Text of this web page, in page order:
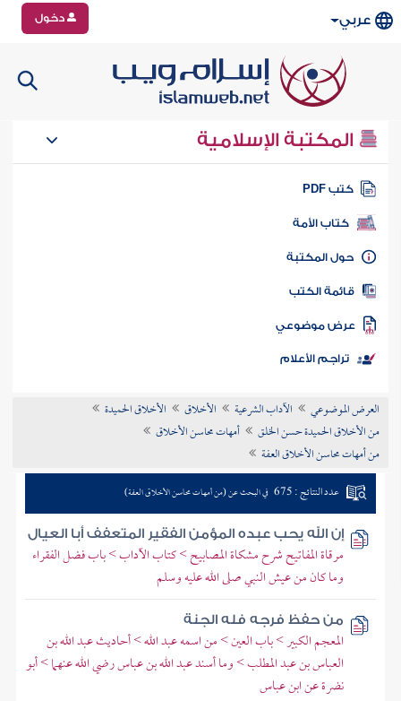
عربي دخول
المكتبة الإسلامية
كتب PDF
كتاب الأمة
المكتبة
الكتب
موضوعي
تراجم الأعلام
العرض الموضوعي الآداب الشرعية الأخلاق
الأخلاق الحميدة
من الأخلاق الحميدة حسن الخلق
أمهات محاسن الأخلاق
من أمهات محاسن الأخلاق العفة
عدد النتائج : 675 في البحث عن (من أمهات محاسن الأخلاق العفة)
إن الله يحب عبده المؤمن الفقير المتعفف أبا العيال
مرقاة المفاتيح شرح مشكاة المصابيح > كتاب الآداب > باب فضل الفقراء
وما كان من عيش النبي صلى الله عليه وسلم
من حفظ فرجه فله الجنة
المعجم الكبير > باب العين > من اسمه عبد الله > أحاديث عبد الله بن
العباس بن عبد المطلب > وما أسند عبد الله بن عباس رضي الله عنهما > أبو
نضرة عن ابن عباس